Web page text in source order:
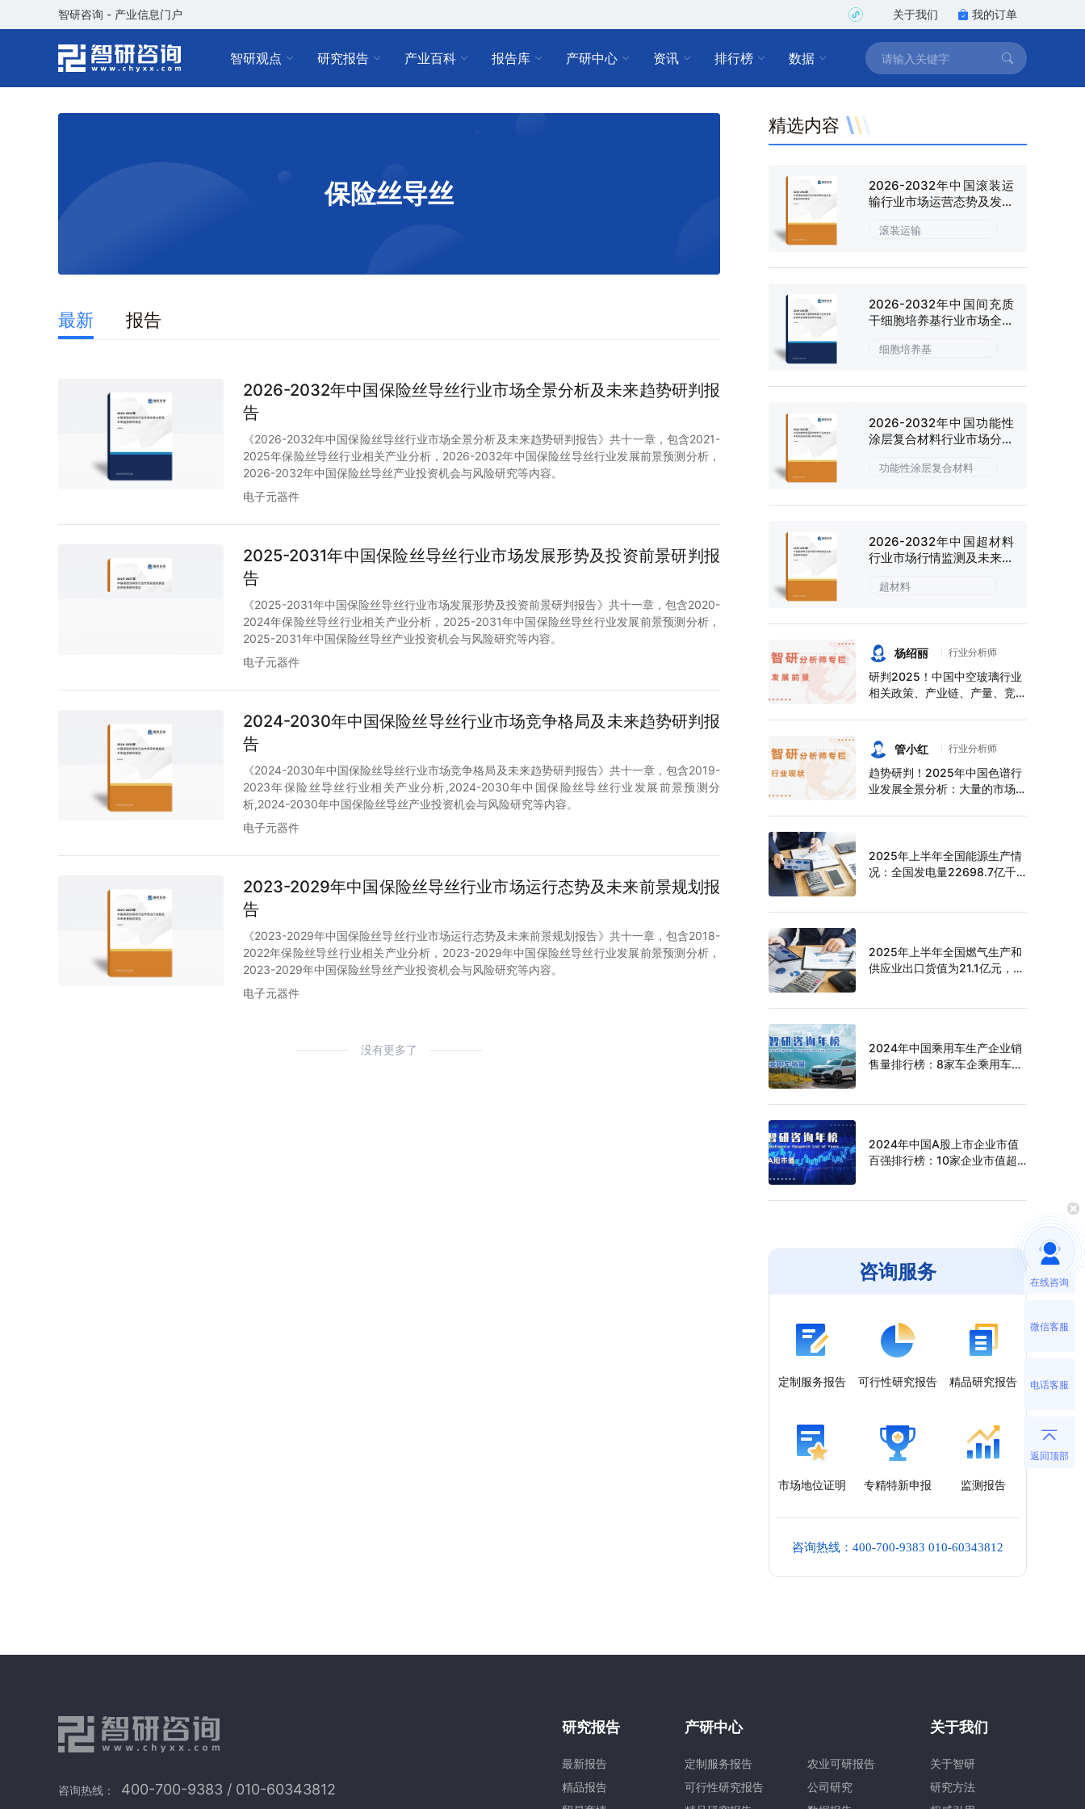
智研咨询 - 产业信息门户 关于我们 我的订单
智研观点 研究报告 产业百科 报告库 产研中心 资讯 排行榜 数据
保险丝导丝
最新 报告
2026-2032年中国保险丝导丝行业市场全景分析及未来趋势研判报
告
《2026-2032年中国保险丝导丝行业市场全景分析及未来趋势研判报告》共十一章，包含2021-
2025年保险丝导丝行业相关产业分析，2026-2032年中国保险丝导丝行业发展前景预测分析，
2026-2032年中国保险丝导丝产业投资机会与风险研究等内容。
电子元器件
2025-2031年中国保险丝导丝行业市场发展形势及投资前景研判报
告
《2025-2031年中国保险丝导丝行业市场发展形势及投资前景研判报告》共十一章，包含2020-
2024年保险丝导丝行业相关产业分析，2025-2031年中国保险丝导丝行业发展前景预测分析，
2025-2031年中国保险丝导丝产业投资机会与风险研究等内容。
电子元器件
2024-2030年中国保险丝导丝行业市场竞争格局及未来趋势研判报
告
《2024-2030年中国保险丝导丝行业市场竞争格局及未来趋势研判报告》共十一章，包含2019-
2023年保险丝导丝行业相关产业分析,2024-2030年中国保险丝导丝行业发展前景预测分
析,2024-2030年中国保险丝导丝产业投资机会与风险研究等内容。
电子元器件
2023-2029年中国保险丝导丝行业市场运行态势及未来前景规划报
告
《2023-2029年中国保险丝导丝行业市场运行态势及未来前景规划报告》共十一章，包含2018-
2022年保险丝导丝行业相关产业分析，2023-2029年中国保险丝导丝行业发展前景预测分析，
2023-2029年中国保险丝导丝产业投资机会与风险研究等内容。
电子元器件
没有更多了
精选内容
2026-2032年中国滚装运
输行业市场运营态势及发展
滚装运输
2026-2032年中国间充质
干细胞培养基行业市场全景
细胞培养基
2026-2032年中国功能性
涂层复合材料行业市场分析
功能性涂层复合材料
2026-2032年中国超材料
行业市场行情监测及未来趋
超材料
杨绍丽 行业分析师
研判2025！中国中空玻璃行业
相关政策、产业链、产量、竞争
持续增长，上半年中空玻璃产量
达6124万平方米[图]
管小红 行业分析师
趋势研判！2025年中国色谱行
业发展全景分析：大量的市场需
规模不断扩大，进口替代趋势明
2025年上半年全国能源生产情
况：全国发电量22698.7亿千
2025年上半年全国燃气生产和
供应业出口货值为21.1亿元，累
2024年中国乘用车生产企业销
售量排行榜：8家车企乘用车销
2024年中国A股上市企业市值
百强排行榜：10家企业市值超
咨询服务
定制服务报告 可行性研究报告 精品研究报告
市场地位证明 专精特新申报 监测报告
咨询热线：400-700-9383 010-60343812
在线咨询
微信客服
电话客服
返回顶部
咨询热线：
400-700-9383 / 010-60343812
研究报告
最新报告
精品报告
产研中心
定制服务报告
可行性研究报告
农业可研报告
公司研究
关于我们
关于智研
研究方法